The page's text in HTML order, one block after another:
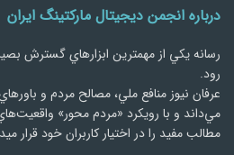
درباره انجمن دیجیتال مارکتینگ ایران
رسانه يكي از مهمترین ابزارهاي گسترش
رود.
عرفان نیوز منافع ملي، مصالح مردم و
مي‌داند و با رويكرد «مردم‌ محور»
مطالب مفید را در اختیار کاربران خود قرار